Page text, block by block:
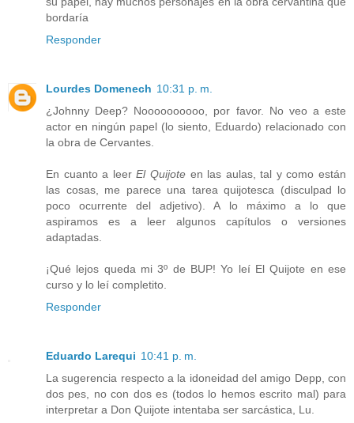
bordaría
Responder
Lourdes Domenech 10:31 p. m.
¿Johnny Deep? Noooooooooo, por favor. No veo a este
actor en ningún papel (lo siento, Eduardo) relacionado con
la obra de Cervantes.
En cuanto a leerEl Quijoteen las aulas, tal y como están
las cosas, me parece una tarea quijotesca (disculpad lo
poco ocurrente del adjetivo). A lo máximo a lo que
aspiramos es a leer algunos capítulos o versiones
adaptadas.
¡Qué lejos queda mi 3º de BUP! Yo leí El Quijote en ese
curso y lo leí completito.
Responder
Eduardo Larequi 10:41 p. m.
La sugerencia respecto a la idoneidad del amigo Depp, con
dos pes, no con dos es (todos lo hemos escrito mal) para
interpretar a Don Quijote intentaba ser sarcástica, Lu.